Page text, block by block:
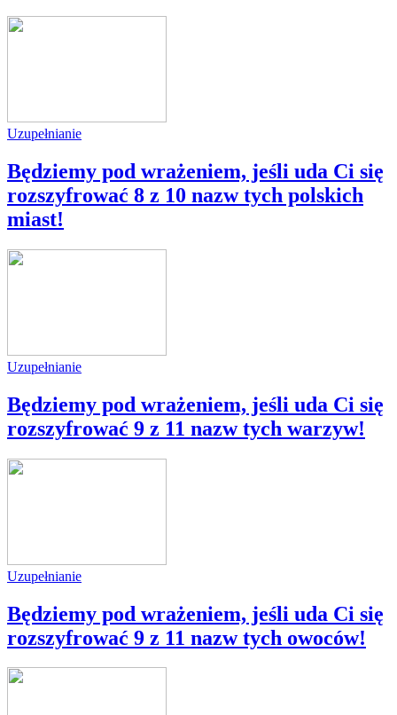
Uzupełnianie
Będziemy pod wrażeniem, jeśli uda Ci się
rozszyfrować 8 z 10 nazw tych polskich
miast!
Uzupełnianie
Będziemy pod wrażeniem, jeśli uda Ci się
rozszyfrować 9 z 11 nazw tych warzyw!
Uzupełnianie
Będziemy pod wrażeniem, jeśli uda Ci się
rozszyfrować 9 z 11 nazw tych owoców!